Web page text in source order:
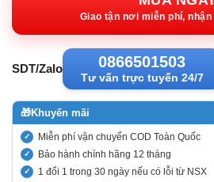
Giao tận nơi miễn phí,
SDT/Zalo 0866501503
Tư vấn trực tuyến 24/7
🎁Khuyến mãi
Miễn phí vận chuyển COD Toàn Quốc
Bảo hành chính hãng 12 tháng
1 đổi 1 trong 30 ngày nếu có lỗi từ NSX